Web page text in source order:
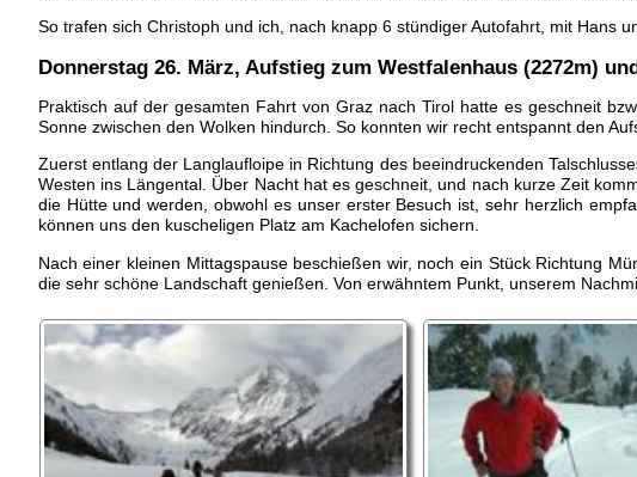
So trafen sich Christoph und ich, nach knapp 6 stündiger Autofahrt, mit Hans
Donnerstag 26. März, Aufstieg zum Westfalenhaus (2272m)
Praktisch auf der gesamten Fahrt von Graz nach Tirol hatte es geschneit
Sonne zwischen den Wolken hindurch. So konnten wir recht entspannt den
Zuerst entlang der Langlaufloipe in Richtung des beeindruckenden
Westen ins Längental. Über Nacht hat es geschneit, und nach kurze Zeit
die Hütte und werden, obwohl es unser erster Besuch ist, sehr herzlich
können uns den kuscheligen Platz am Kachelofen sichern.
Nach einer kleinen Mittagspause beschießen wir, noch ein Stück Richtung
die sehr schöne Landschaft genießen. Von erwähntem Punkt, unserem